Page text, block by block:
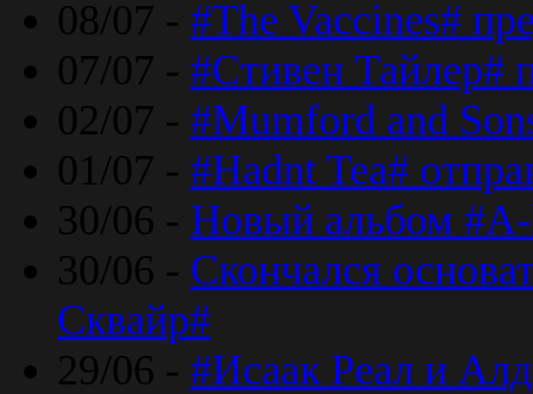
08/07 - #The Vaccines#
07/07 - #Стивен Тайлер#
02/07 - #Mumford and
01/07 - #Hadnt Tea#
30/06 - Новый альбом #A-
30/06 - Скончался
Сквайр#
29/06 - #Исаак Реал и